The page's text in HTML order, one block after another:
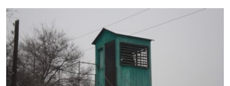
ЭЖЕ-СИҢДИЛЕР
АЗАТТЫК+
ЫҢГАЙСЫЗ СУРООЛОР
ОНЛАЙН ШЕРИНЕ